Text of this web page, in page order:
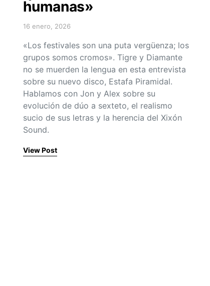
humanas»
Posted on
16 enero, 2026
«Los festivales son una puta vergüenza; los
grupos somos cromos». Tigre y Diamante
no se muerden la lengua en esta entrevista
sobre su nuevo disco, Estafa Piramidal.
Hablamos con Jon y Alex sobre su
evolución de dúo a sexteto, el realismo
sucio de sus letras y la herencia del Xixón
Sound.
View Post